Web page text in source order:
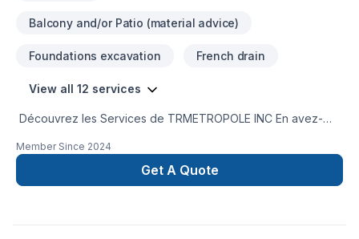
Balcony and/or Patio (material advice)
Foundations excavation French drain
View all 12 services
Découvrez les Services de TRMETROPOLE INC En avez-
des trottoirs inégaux ? Ne cherchez plus ! Les Services de
TRMETROPOLE INC sont votre partenaire de confiance pour
tous vos besoins en pavage.Pourquoi choisir TRMETROPOLE
Member Since 2024
Get A Quote